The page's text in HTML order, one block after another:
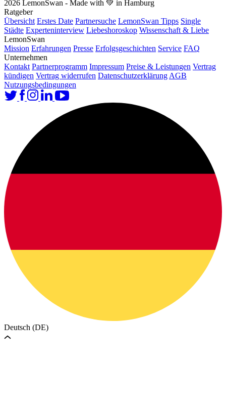
2026 LemonSwan - Made with 💚 in Hamburg
Ratgeber
Übersicht Erstes Date Partnersuche LemonSwan Tipps Single
Städte Experteninterview Liebeshoroskop Wissenschaft & Liebe
LemonSwan
Mission Erfahrungen Presse Erfolgsgeschichten Service FAQ
Unternehmen
Kontakt Partnerprogramm Impressum Preise & Leistungen Vertrag
kündigen Vertrag widerrufen Datenschutzerklärung AGB
Nutzungsbedingungen
Deutsch (DE)